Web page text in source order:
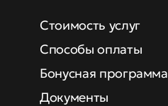
Стоимость услуг
Способы оплаты
Бонусная программа
Документы